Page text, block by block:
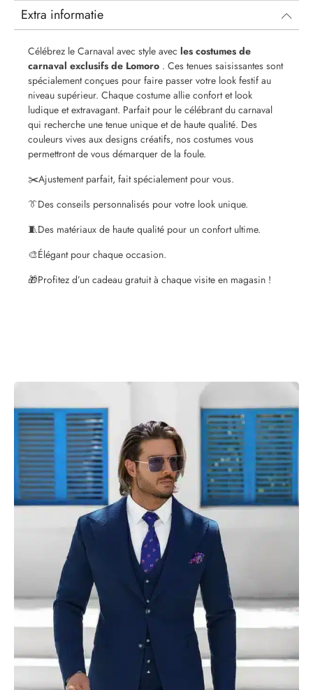
Extra informatie
Célébrez le Carnaval avec style avec les costumes de
carnaval exclusifs de Lomoro . Ces tenues saisissantes sont
spécialement conçues pour faire passer votre look festif au
niveau supérieur. Chaque costume allie confort et look
ludique et extravagant. Parfait pour le célébrant du carnaval
qui recherche une tenue unique et de haute qualité. Des
couleurs vives aux designs créatifs, nos costumes vous
permettront de vous démarquer de la foule.
✂️Ajustement parfait, fait spécialement pour vous.
👔Des conseils personnalisés pour votre look unique.
🧵Des matériaux de haute qualité pour un confort ultime.
🎨Élégant pour chaque occasion.
🎁Profitez d’un cadeau gratuit à chaque visite en magasin !